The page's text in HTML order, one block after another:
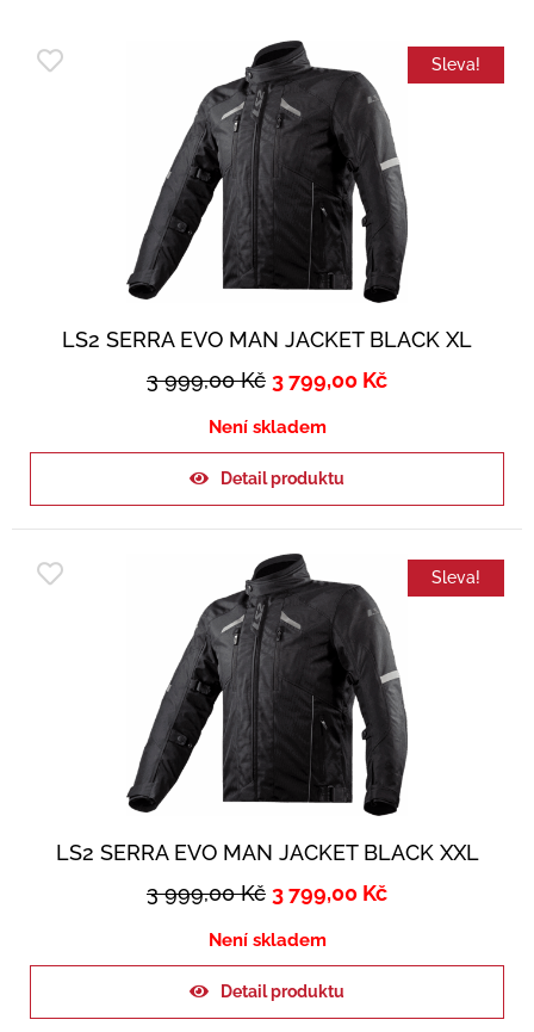
Sleva!
LS2 SERRA EVO MAN JACKET BLACK XL
3 999,00Kč 3 799,00 Kč
Není skladem
Detail produktu
Sleva!
LS2 SERRA EVO MAN JACKET BLACK XXL
3 999,00Kč 3 799,00 Kč
Není skladem
Detail produktu